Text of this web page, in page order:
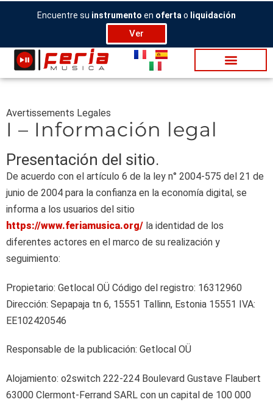
Ir
Encuentre su instrumento en oferta o liquidación
Ver
Avertissements Legales
I – Información legal
Presentación del sitio.
De acuerdo con el artículo 6 de la ley n° 2004-575 del 21 de
junio de 2004 para la confianza en la economía digital, se
informa a los usuarios del sitio
https://www.feriamusica.org/ la identidad de los
diferentes actores en el marco de su realización y
seguimiento:
Propietario: Getlocal OÜ Código del registro: 16312960
Dirección: Sepapaja tn 6, 15551 Tallinn, Estonia 15551 IVA:
EE102420546
Responsable de la publicación: Getlocal OÜ
Alojamiento: o2switch 222-224 Boulevard Gustave Flaubert
63000 Clermont-Ferrand SARL con un capital de 100 000